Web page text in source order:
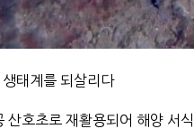
태계를 되살리다
산호초로 재활용되어 해양 서식